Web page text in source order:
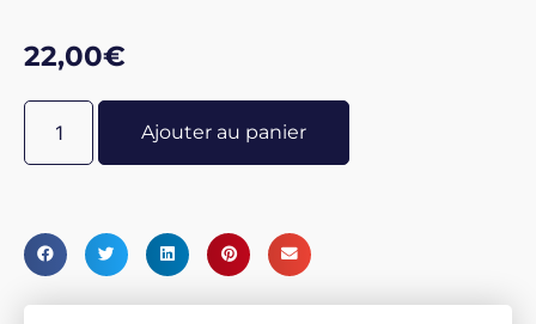
la science d’aujourd’hui doit intégrer les Traditions pour
évoluer.
22,00€
Ajouter au panier